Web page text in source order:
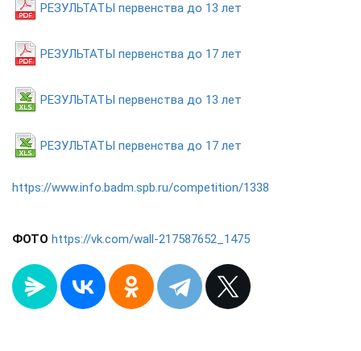
РЕЗУЛЬТАТЫ первенства до 13 лет
РЕЗУЛЬТАТЫ первенства до 17 лет
РЕЗУЛЬТАТЫ первенства до 13 лет
РЕЗУЛЬТАТЫ первенства до 17 лет
https://www.info.badm.spb.ru/competition/1338
ФОТО https://vk.com/wall-217587652_1475